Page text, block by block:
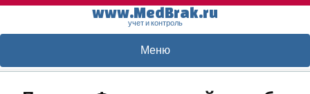
www.MedBrak.ru
учет и контроль
Меню